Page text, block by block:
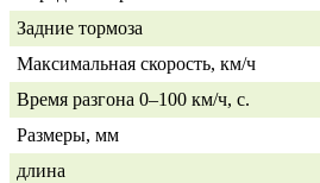
Задние тормоза
Максимальная скорость, км/ч
Время разгона 0–100 км/ч, с.
Размеры, мм
длина